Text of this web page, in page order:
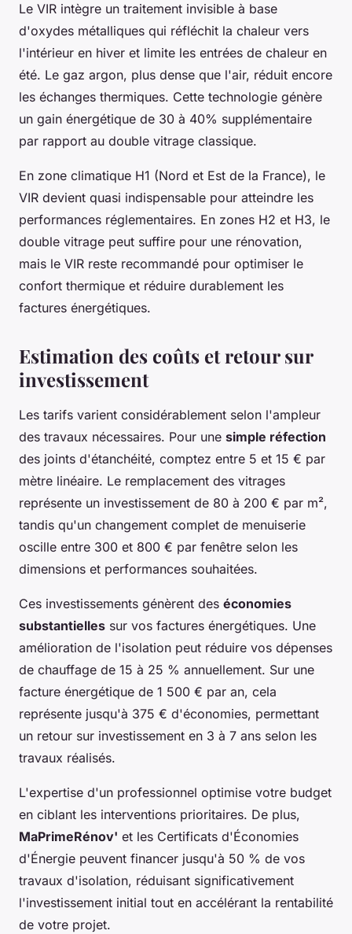
Le VIR intègre un traitement invisible à base
d'oxydes métalliques qui réfléchit la chaleur vers
l'intérieur en hiver et limite les entrées de chaleur en
été. Le gaz argon, plus dense que l'air, réduit encore
les échanges thermiques. Cette technologie génère
un gain énergétique de 30 à 40% supplémentaire
par rapport au double vitrage classique.
En zone climatique H1 (Nord et Est de la France), le
VIR devient quasi indispensable pour atteindre les
performances réglementaires. En zones H2 et H3, le
double vitrage peut suffire pour une rénovation,
mais le VIR reste recommandé pour optimiser le
confort thermique et réduire durablement les
factures énergétiques.
Estimation des coûts et retour sur
investissement
Les tarifs varient considérablement selon l'ampleur
des travaux nécessaires. Pour une simple réfection
des joints d'étanchéité, comptez entre 5 et 15 € par
mètre linéaire. Le remplacement des vitrages
représente un investissement de 80 à 200 € par m²,
tandis qu'un changement complet de menuiserie
oscille entre 300 et 800 € par fenêtre selon les
dimensions et performances souhaitées.
Ces investissements génèrent des économies
substantielles sur vos factures énergétiques. Une
amélioration de l'isolation peut réduire vos dépenses
de chauffage de 15 à 25 % annuellement. Sur une
facture énergétique de 1 500 € par an, cela
représente jusqu'à 375 € d'économies, permettant
un retour sur investissement en 3 à 7 ans selon les
travaux réalisés.
L'expertise d'un professionnel optimise votre budget
en ciblant les interventions prioritaires. De plus,
MaPrimeRénov' et les Certificats d'Économies
d'Énergie peuvent financer jusqu'à 50 % de vos
travaux d'isolation, réduisant significativement
l'investissement initial tout en accélérant la rentabilité
de votre projet.